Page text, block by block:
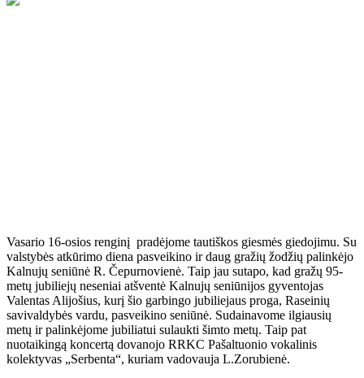
Vasario 16-osios renginį pradėjome tautiškos giesmės giedojimu. Su
valstybės atkūrimo diena pasveikino ir daug gražių žodžių palinkėjo
Kalnujų seniūnė R. Čepurnovienė. Taip jau sutapo, kad gražų 95-
metų jubiliejų neseniai atšventė Kalnujų seniūnijos gyventojas
Valentas Alijošius, kurį šio garbingo jubiliejaus proga, Raseinių
savivaldybės vardu, pasveikino seniūnė. Sudainavome ilgiausių
metų ir palinkėjome jubiliatui sulaukti šimto metų. Taip pat
nuotaikingą koncertą dovanojo RRKC Pašaltuonio vokalinis
kolektyvas „Serbenta“, kuriam vadovauja L.Zorubienė.